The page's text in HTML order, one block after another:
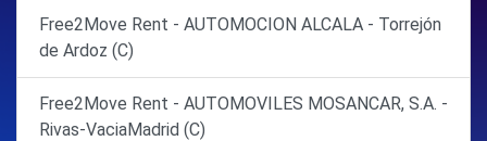
Free2Move Rent - AUTOMOCION ALCALA - Torrejón
de Ardoz (C)
Free2Move Rent - AUTOMOVILES MOSANCAR, S.A. -
Rivas-VaciaMadrid (C)